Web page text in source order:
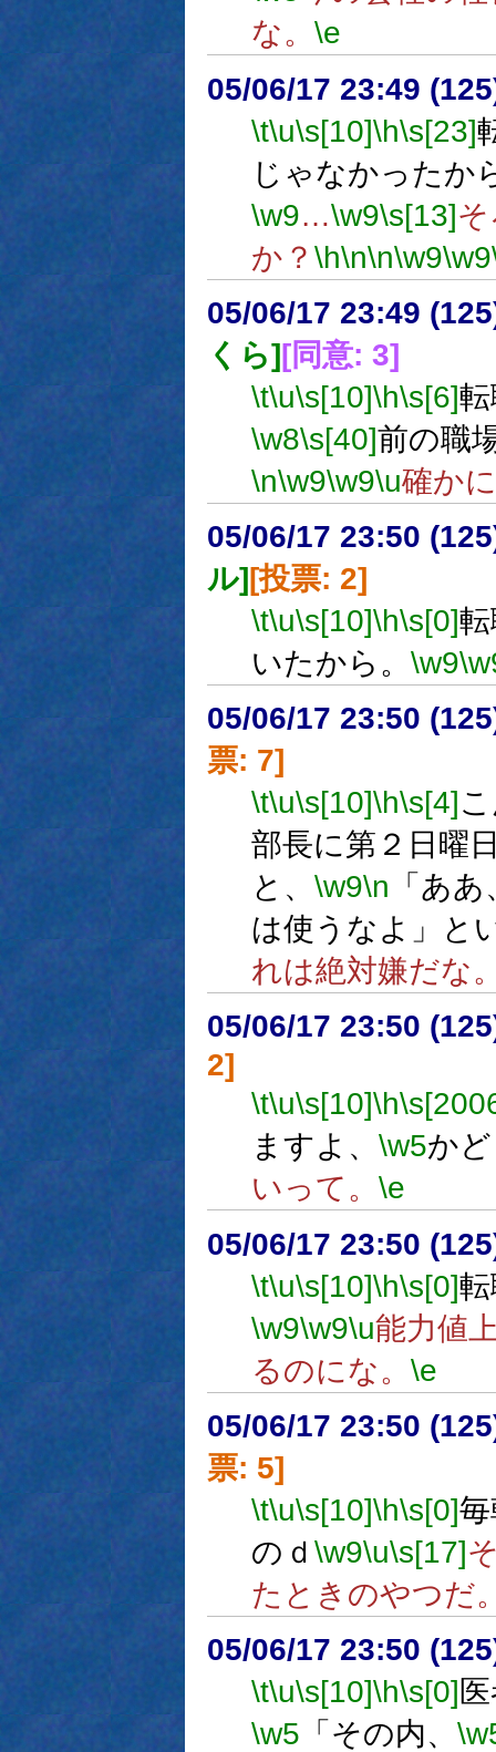
な。 \e
05/06/17 23:49
\t\u\s[10]\h\s[23]
じゃなかったか
\w9…\w9\s[13]
か？ \h\n\n\w9\w9
05/06/17 23:49
くら][同意: 3]
\t\u\s[10]\h\s[6]
\w8\s[40]前の職
\n\w9\w9\u確か
05/06/17 23:50
ル][投票: 2]
\t\u\s[10]\h\s[0]
いたから。 \w9
05/06/17 23:50
票: 7]
\t\u\s[10]\h\s[4]
部長に第２日曜
と、 \w9\n 「ああ
は使うなよ」と
れは絶対嫌だな
05/06/17 23:50
2]
\t\u\s[10]\h
ますよ、 \w5か
いって。 \e
05/06/17 23:50
\t\u\s[10]\h\s[0]
\w9\w9\u能力値
るのにな。 \e
05/06/17 23:50
票: 5]
\t\u\s[10]\h\s[0]
のｄ \w9\u\s[17]
たときのやつだ
05/06/17 23:50
\t\u\s[10]\h\s[0]
\w5 「その内、